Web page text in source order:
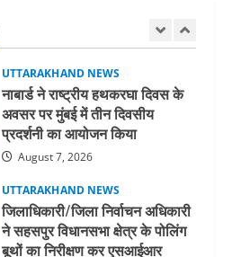
प्रदर्शनी का आयोजन किया
August 7, 2026
UTTARAKHAND NEWS
जिलाधिकारी/जिला निर्वाचन अधिकारी
ने सहसपुर विधानसभा क्षेत्र के पोलिंग
बूथों का निरीक्षण कर एसआईआर
आपत्ति निस्तारण शिविर की व्यवस्थाओं
का लिया जायजा
August 6, 2026
UTTARAKHAND NEWS
तीलू रौतेली पुरस्कार के लिए 13